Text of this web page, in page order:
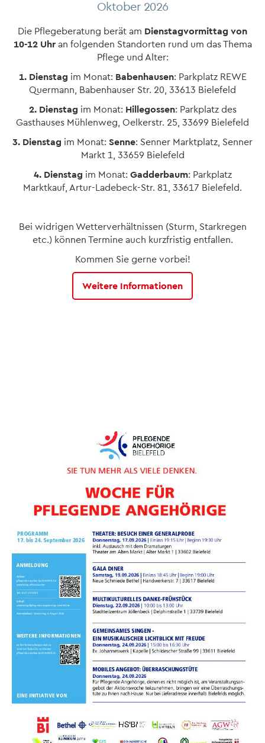
Oktober 2026
Die Pflegeberatung berät am Dienstagvormittag von
10-12 Uhran folgenden Standorten rund um das Thema
Pflege und Alter:
1. Dienstag im Monat: Babenhausen: Parkplatz REWE
Quermann, Babenhauser Str. 20, 33613 Bielefeld
2. Dienstag im Monat: Hillegossen: Parkplatz des
Gasthauses Mühlenweg, Oelkerstr. 25, 33699 Bielefeld
3. Dienstag im Monat: Senne: Senner Marktplatz, Senner
Markt 1, 33659 Bielefeld
4. Dienstag im Monat: Gadderbaum: Parkplatz
Marktkauf, Artur-Ladebeck-Str. 81, 33617 Bielefeld.
Bei widrigen Wetterverhältnissen (Sturm, Starkregen
etc.) können Termine auch kurzfristig entfallen.
Kommen Sie gerne vorbei!
Weitere Informationen